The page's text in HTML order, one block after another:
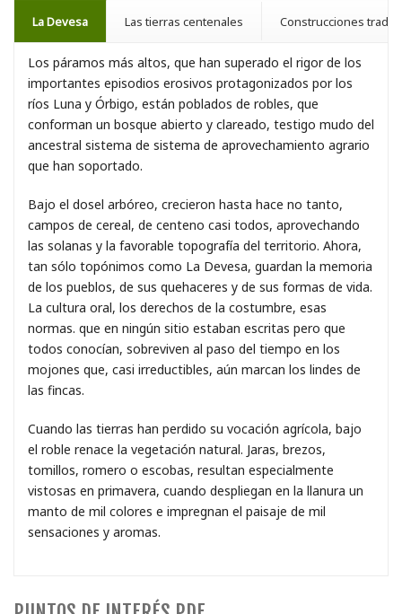
La Devesa Las tierras centenales Construcciones
Los páramos más altos, que han superado el rigor de los
importantes episodios erosivos protagonizados por los
ríos Luna y Órbigo, están poblados de robles, que
conforman un bosque abierto y clareado, testigo mudo del
ancestral sistema de sistema de aprovechamiento agrario
que han soportado.
Bajo el dosel arbóreo, crecieron hasta hace no tanto,
campos de cereal, de centeno casi todos, aprovechando
las solanas y la favorable topografía del territorio. Ahora,
tan sólo topónimos como La Devesa, guardan la memoria
de los pueblos, de sus quehaceres y de sus formas de vida.
La cultura oral, los derechos de la costumbre, esas
normas. que en ningún sitio estaban escritas pero que
todos conocían, sobreviven al paso del tiempo en los
mojones que, casi irreductibles, aún marcan los lindes de
las fincas.
Cuando las tierras han perdido su vocación agrícola, bajo
el roble renace la vegetación natural. Jaras, brezos,
tomillos, romero o escobas, resultan especialmente
vistosas en primavera, cuando despliegan en la llanura un
manto de mil colores e impregnan el paisaje de mil
sensaciones y aromas.